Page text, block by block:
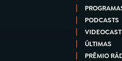
PODCASTS
ÚLTIMAS
PRÊMIO